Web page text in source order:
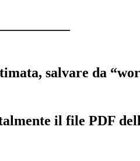
salvare da
il file PDF